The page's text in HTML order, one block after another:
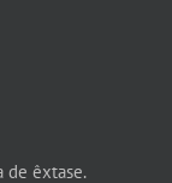
de êxtase.